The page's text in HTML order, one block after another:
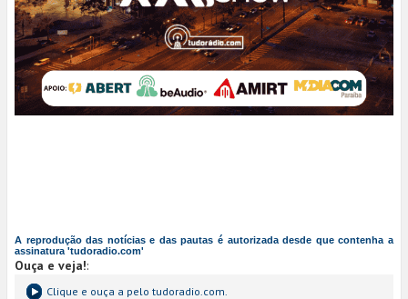
A reprodução das notícias e das pautas é autorizada desde que contenha a
assinatura 'tudoradio.com'
Ouça e veja!:
Clique e ouça a pelo tudoradio.com.